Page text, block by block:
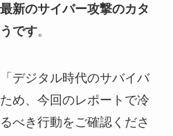
新のサイバー攻撃のカタ
です。
デジタル時代のサバイバ
め、今回のレポートで冷
べき行動をご確認くださ